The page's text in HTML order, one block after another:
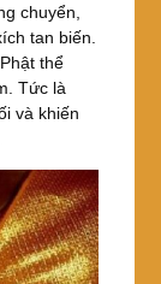
chuyển,
tan biến.
thể
Tức là
và khiến